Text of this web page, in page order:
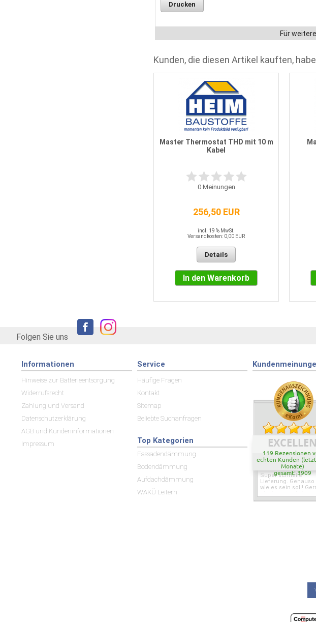
Drucken
Für
Kunden, die diesen Artikel kauften,
Master Thermostat THD mit 10 m
Kabel
0Meinungen
256,50 EUR
incl. 19 % MwSt.
Versandkosten: 0,00 EUR
Details
In den Warenkorb
Folgen Sie uns
Informationen
Hinweise zur Batterieentsorgung
Widerrufsrecht
Zahlung und Versand
Datenschutzerklärung
AGB und Kundeninformationen
Impressum
Service
Häufige Fragen
Kontakt
Sitemap
Beliebte Suchanfragen
Top Kategorien
Fassadendämmung
Bodendämmung
Aufdachdämmung
WAKÜ Leitern
119 Rezensionen
echten Kunden
Monate)
gesamt: 3909
Super schnelle
Lieferung. Genauso
wie es sein soll!
wieder wenn ich was